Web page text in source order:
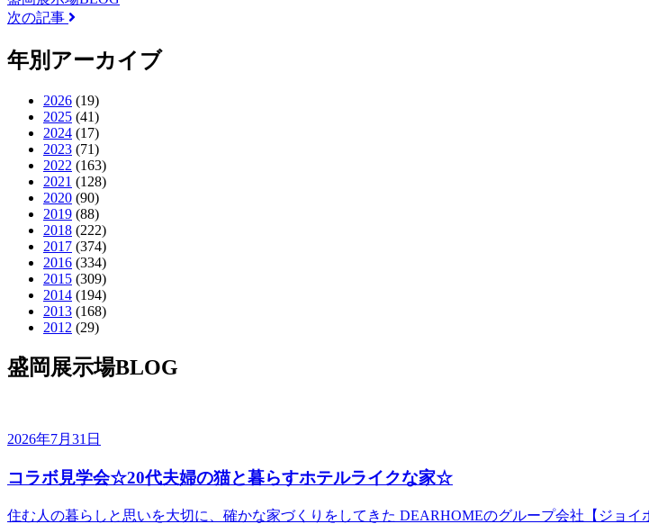
次の記事
年別アーカイブ
2026 (19)
2025 (41)
2024 (17)
2023 (71)
2022 (163)
2021 (128)
2020 (90)
2019 (88)
2018 (222)
2017 (374)
2016 (334)
2015 (309)
2014 (194)
2013 (168)
2012 (29)
盛岡展示場BLOG
2026年7月31日
コラボ見学会☆20代夫婦の猫と暮らすホテルライクな家☆
住む人の暮らしと思いを大切に、確かな家づくりをしてきた DEARHOMEのグループ会社【ジ